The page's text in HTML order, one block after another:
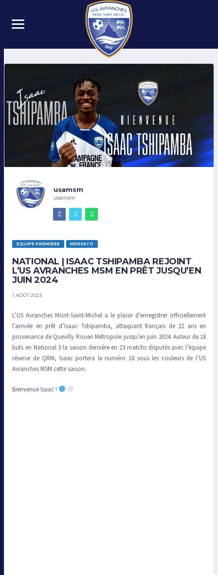
usamsm
usamsm
EQUIPE PREMIÈRE MERCATO
NATIONAL | ISAAC TSHIPAMBA REJOINT
L’US AVRANCHES MSM EN PRÊT JUSQU’EN
JUIN 2024
1 AOÛT 2023
L’US Avranches Mont-Saint-Michel a le plaisir d’enregistrer officiellement
l’arrivée en prêt d’Isaac Tshipamba, attaquant français de 22 ans en
provenance de Quevilly Rouen Métropole jusqu’en juin 2024. Auteur de 18
buts en National 3 la saison dernière en 23 matchs disputés avec l’équipe
réserve de QRM, Isaac portera le numéro 18 sous les couleurs de l’US
Avranches MSM cette saison.
Bienvenue Isaac !